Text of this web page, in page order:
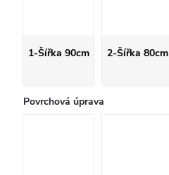
1-Šířka 90cm 2-Šířka 80cm
Povrchová úprava